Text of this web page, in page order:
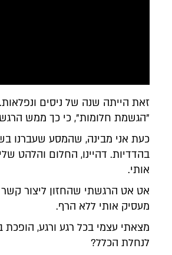
זאת הייתה שנה של ניסים
"הגשמת חלומות", כי כך ממש
כעת אני מבינה, שהמסע שעברנו
בהדדיות. דהיינו, החלום והלהט
אותי.
אט אט הרגשתי שהחזון ליצור
מעסיק אותי ללא הרף.
מצאתי עצמי בכל רגע ורגע,
לנחלת הכלל?